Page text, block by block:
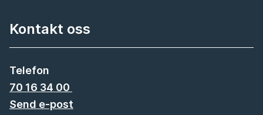
Kontakt oss
Telefon
70 16 34 00
Send e-post